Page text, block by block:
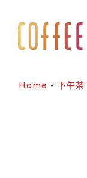
content
Home - 下午茶